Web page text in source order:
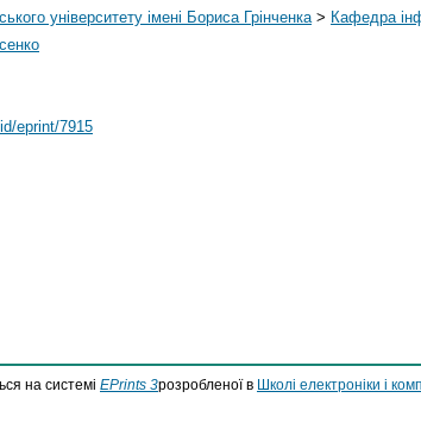
університету імені Бориса Грінченка > Кафедра
eprint/7915
на системі EPrints 3розробленої в Школі електроніки і